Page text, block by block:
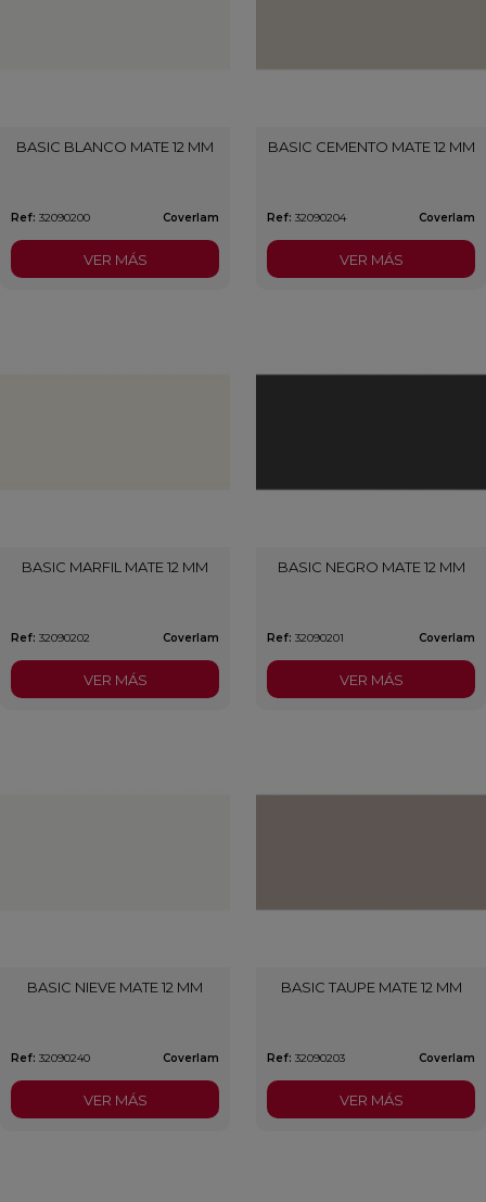
BASIC BLANCO MATE 12 MM
Ref: 32090200 Coverlam
VER MÁS
BASIC CEMENTO MATE 12 MM
Ref: 32090204 Coverlam
VER MÁS
BASIC MARFIL MATE 12 MM
Ref: 32090202 Coverlam
VER MÁS
BASIC NEGRO MATE 12 MM
Ref: 32090201 Coverlam
VER MÁS
BASIC NIEVE MATE 12 MM
Ref: 32090240 Coverlam
VER MÁS
BASIC TAUPE MATE 12 MM
Ref: 32090203 Coverlam
VER MÁS